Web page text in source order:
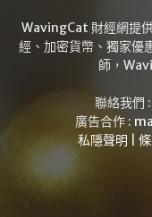
WavingCat 財經網提
經、加密貨幣、獨家優
師，
聯絡我們 :
廣告合作 :
私隱聲明